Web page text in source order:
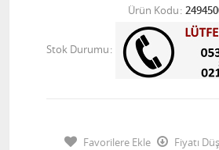
Ürün Kodu
Stok Durumu
Favorilere Ekle
Fiyatı